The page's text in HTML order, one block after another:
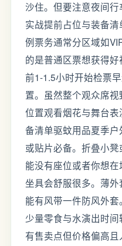
沙住。但要注意夜间
实战提前占位与装备
例票务通常分区域如
的是普通区票想获得
前1-1.5小时开始检票
置。虽然整个观众席
位置观看烟花与舞台
备清单驱蚊用品夏季
或贴片必备。折叠小
能没有座位或者你想
坐具会舒服很多。薄
能有风带一件防风外套
少量零食与水演出时
有售卖点但价格偏高